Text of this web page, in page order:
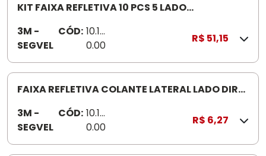
KIT FAIXA REFLETIVA 10 PCS 5 LADO
FAIXAS 5 LADO DIREITO/5 LADO ESQUERDO
3M -
SEGVEL
CÓD: 10.10
0.00
18
R$ 51,15
FAIXA REFLETIVA COLANTE LATERAL LADO DIR
3M -
SEGVEL
CÓD: 10.10
0.00
01
R$ 6,27